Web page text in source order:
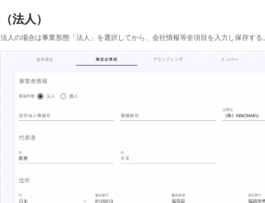
（法人）
法人の場合は事業形態「法人」を選択してから、会社情報等全項目を入力し保存する。